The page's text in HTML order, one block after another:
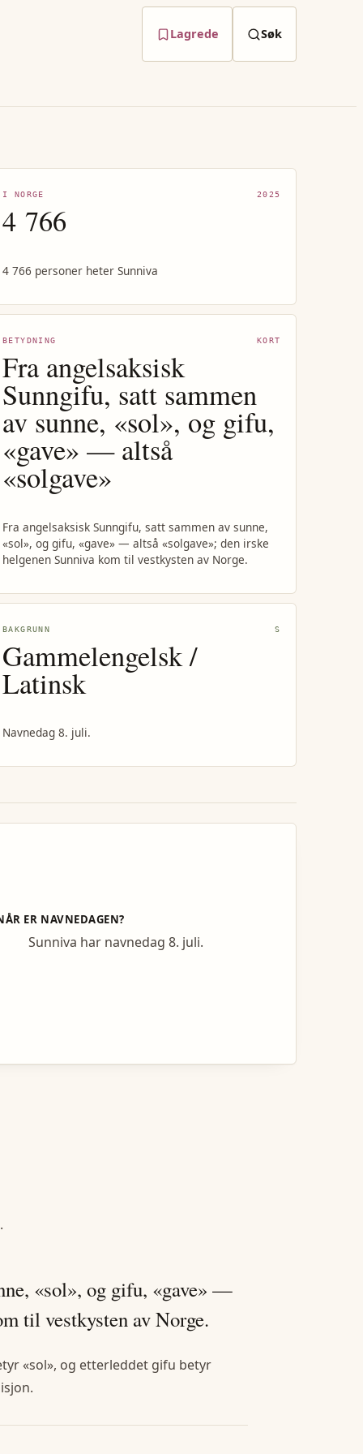
Lagrede Søk
I NORGE 2025
4 766
4 766 personer heter Sunniva
BETYDNING KORT
Fra angelsaksisk
Sunngifu, satt sammen
av sunne, «sol», og gifu,
«gave» — altså
«solgave»
Fra angelsaksisk Sunngifu, satt sammen av sunne,
«sol», og gifu, «gave» — altså «solgave»; den irske
helgenen Sunniva kom til vestkysten av Norge.
BAKGRUNN S
Gammelengelsk /
Latinsk
Navnedag 8. juli.
ER NAVNEDAGEN?
Sunniva har navnedag 8. juli.
.
«sol», og gifu, «gave» —
til vestkysten av Norge.
«sol», og etterleddet gifu betyr